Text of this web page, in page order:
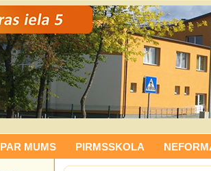
PAR MUMS PIRMSSKOLA